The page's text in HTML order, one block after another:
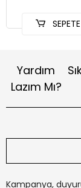
Yardım
Lazım Mı?
Kampanya,